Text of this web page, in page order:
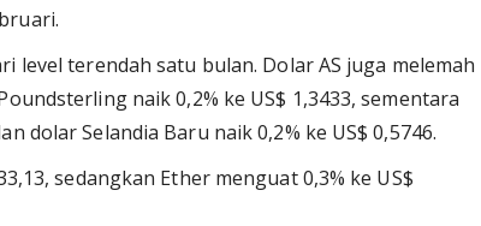
level terendah satu bulan. Dolar AS juga melemah
naik 0,2% ke US$ 1,3433, sementara
dolar Selandia Baru naik 0,2% ke US$ 0,5746.
sedangkan Ether menguat 0,3% ke US$